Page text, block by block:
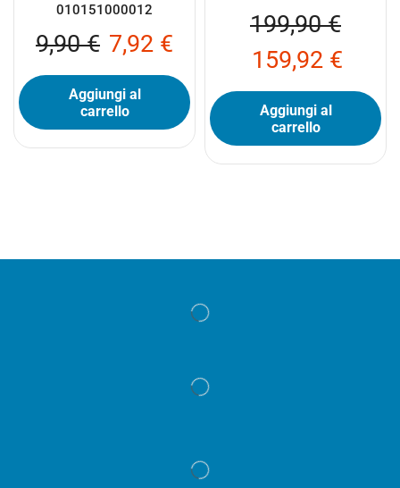
010151000012
9,90€ 7,92 €
Aggiungi al
carrello
199,90€
159,92 €
Aggiungi al
carrello